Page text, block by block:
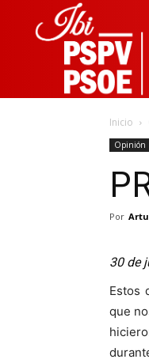
Inicio
Opinión
Por
30 de
Estos
que